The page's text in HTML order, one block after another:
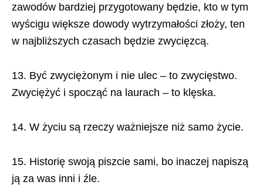
zawodów bardziej przygotowany będzie, kto w tym
wyścigu większe dowody wytrzymałości złoży, ten
w najbliższych czasach będzie zwycięzcą.
13. Być zwyciężonym i nie ulec – to zwycięstwo.
Zwyciężyć i spocząć na laurach – to klęska.
14. W życiu są rzeczy ważniejsze niż samo życie.
15. Historię swoją piszcie sami, bo inaczej napiszą
ją za was inni i źle.